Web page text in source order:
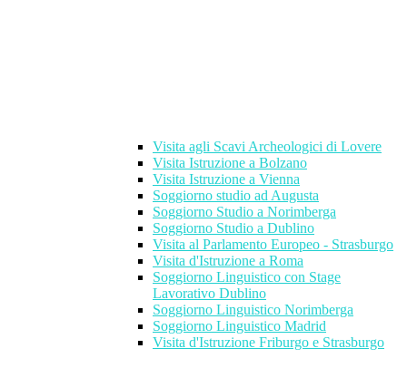
Visita agli Scavi Archeologici di Lovere
Visita Istruzione a Bolzano
Visita Istruzione a Vienna
Soggiorno studio ad Augusta
Soggiorno Studio a Norimberga
Soggiorno Studio a Dublino
Visita al Parlamento Europeo - Strasburgo
Visita d'Istruzione a Roma
Soggiorno Linguistico con Stage
Lavorativo Dublino
Soggiorno Linguistico Norimberga
Soggiorno Linguistico Madrid
Visita d'Istruzione Friburgo e Strasburgo